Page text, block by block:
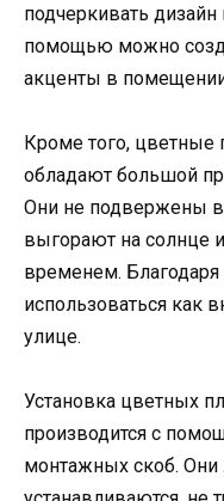
подчеркивать дизайн
помощью можно
акценты в
Кроме того, цветные
обладают большой
Они не подвержены
выгорают на солнце
временем.
использоваться как
улице.
Установка цветных
производится с
монтажных скоб. Они